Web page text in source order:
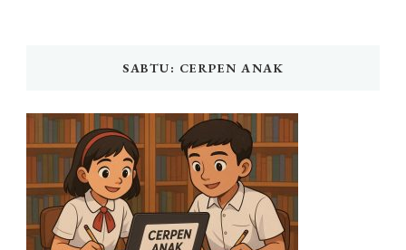
SABTU: CERPEN ANAK